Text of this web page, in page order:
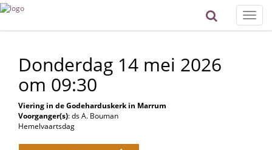
Toggle
Donderdag 14 mei 2026
om 09:30
Viering in de Godeharduskerk in Marrum
Voorganger(s): ds A. Bouman
Hemelvaartsdag